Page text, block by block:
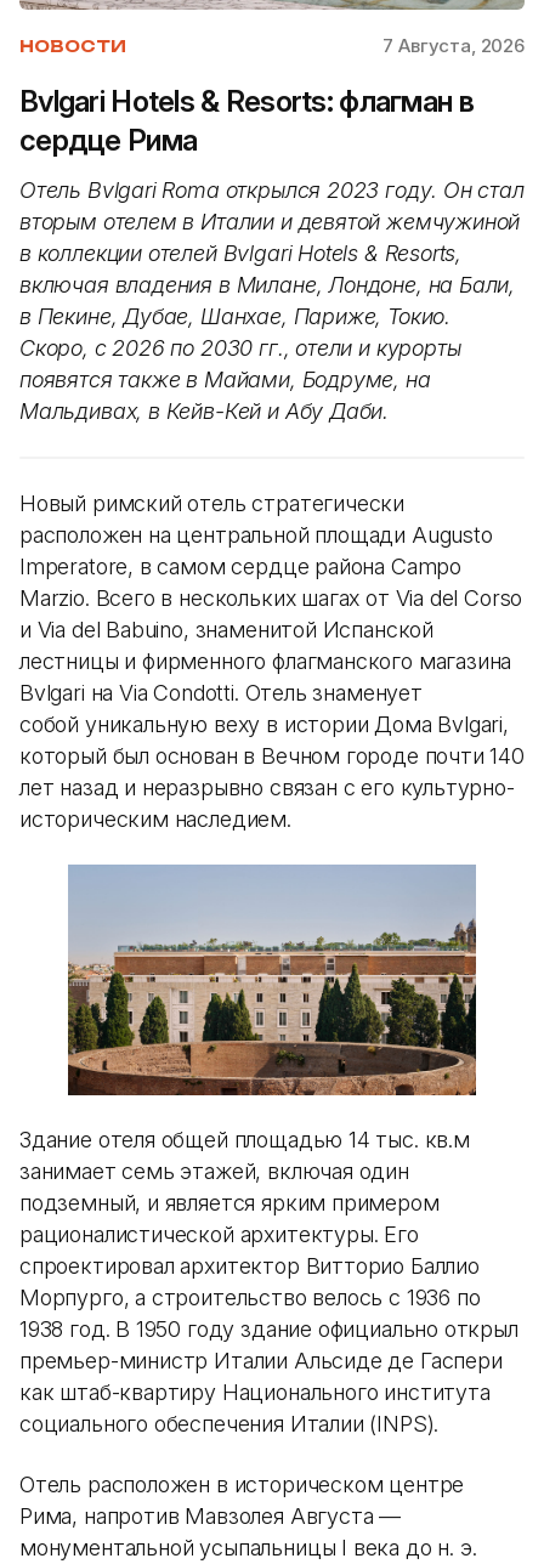
НОВОСТИ 7 Августа, 2026
Bvlgari Hotels & Resorts: флагман в
сердце Рима
Отель Bvlgari Roma открылся 2023 году. Он стал
вторым отелем в Италии и девятой жемчужиной
в коллекции отелей Bvlgari Hotels & Resorts,
включая владения в Милане, Лондоне, на Бали,
в Пекине, Дубае, Шанхае, Париже, Токио.
Скоро, с 2026 по 2030 гг., отели и курорты
появятся также в Майами, Бодруме, на
Мальдивах, в Кейв-Кей и Абу Даби.
Новый римский отель стратегически
расположен на центральной площади Augusto
Imperatore, в самом сердце района Campo
Marzio. Всего в нескольких шагах от Via del Corso
и Via del Babuino, знаменитой Испанской
лестницы и фирменного флагманского магазина
Bvlgari на Via Condotti. Отель знаменует
собой уникальную веху в истории Дома Bvlgari,
который был основан в Вечном городе почти 140
лет назад и неразрывно связан с его культурно-
историческим наследием.
Здание отеля общей площадью 14 тыс. кв.м
занимает семь этажей, включая один
подземный, и является ярким примером
рационалистической архитектуры. Его
спроектировал архитектор Витторио Баллио
Морпурго, а строительство велось с 1936 по
1938 год. В 1950 году здание официально открыл
премьер-министр Италии Альсиде де Гаспери
как штаб-квартиру Национального института
социального обеспечения Италии (INPS).
Отель расположен в историческом центре
Рима, напротив Мавзолея Августа —
монументальной усыпальницы I века до н. э.